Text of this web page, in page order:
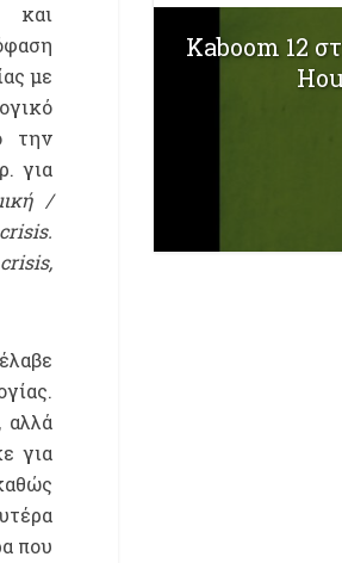
και
με
την
για
/
crisis.
crisis,
αλλά
για
που
Kaboom 12